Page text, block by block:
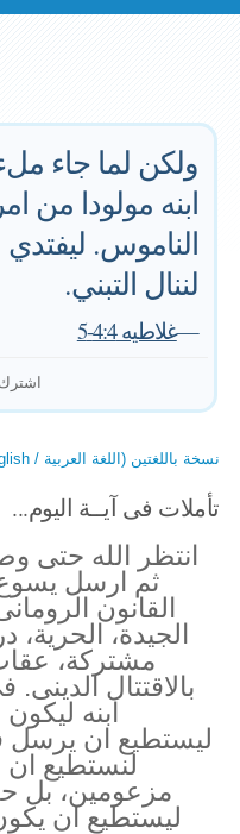
ولكن لما جاء
ابنه مولودا من
الناموس.
لننال التبني.
—غلاطيه 4:4-5
نسخة باللغتين (اللغة العربية / English)
تأملات فى آيــة اليوم...
انتظر الله حتى
ثم ارسل
القانون
الجيدة، الحرية،
مشتركة،
بالاقتتال
ابنه
ليستطيع ان يرسل
لنستطيع ان
مزعومين، بل
ليستطيع ان